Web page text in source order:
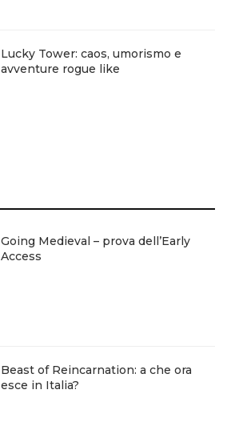
Lucky Tower: caos, umorismo e
avventure rogue like
Going Medieval – prova dell’Early
Access
Beast of Reincarnation: a che ora
esce in Italia?